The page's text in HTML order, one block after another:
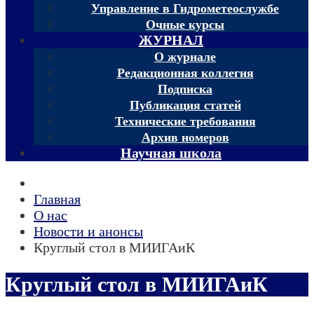
Управление в Гидрометеослужбе
Очные курсы
ЖУРНАЛ
О журнале
Редакционная коллегия
Подписка
Публикация статей
Технические требования
Архив номеров
Научная школа
Главная
О нас
Новости и анонсы
Круглый стол в МИИГАиК
Круглый стол в МИИГАиК